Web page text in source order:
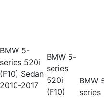
BMW 5-
series 520i
(F10) Sedan
2010-2017
BMW 5-
series
520i
(F10)
BMW
series